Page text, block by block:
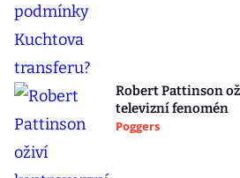
Robert Pattinson
televizní fenomén
Poggers